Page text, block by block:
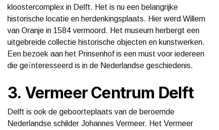
kloostercomplex in Delft. Het is nu een belangrijke
historische locatie en herdenkingsplaats. Hier werd Willem
van Oranje in 1584 vermoord. Het museum herbergt een
uitgebreide collectie historische objecten en kunstwerken.
Een bezoek aan het Prinsenhof is een must voor iedereen
die geïnteresseerd is in de Nederlandse geschiedenis.
3. Vermeer Centrum Delft
Delft is ook de geboorteplaats van de beroemde
Nederlandse schilder Johannes Vermeer. Het Vermeer